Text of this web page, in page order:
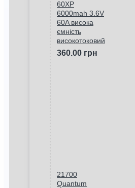
60XP
6000mah 3.6V
60A висока
ємність
високотоковий
360.00 грн
21700
Quantum